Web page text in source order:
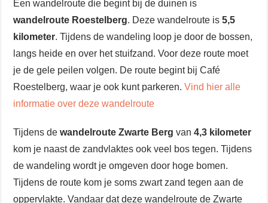
Een wandelroute die begint bij de duinen is
wandelroute Roestelberg. Deze wandelroute is5,5
kilometer. Tijdens de wandeling loop je door de bossen,
langs heide en over het stuifzand. Voor deze route moet
je de gele peilen volgen. De route begint bij Café
Roestelberg, waar je ook kunt parkeren.Vind hier alle
informatie over deze wandelroute
Tijdens dewandelroute Zwarte Berg van4,3 kilometer
kom je naast de zandvlaktes ook veel bos tegen. Tijdens
de wandeling wordt je omgeven door hoge bomen.
Tijdens de route kom je soms zwart zand tegen aan de
oppervlakte. Vandaar dat deze wandelroute de Zwarte